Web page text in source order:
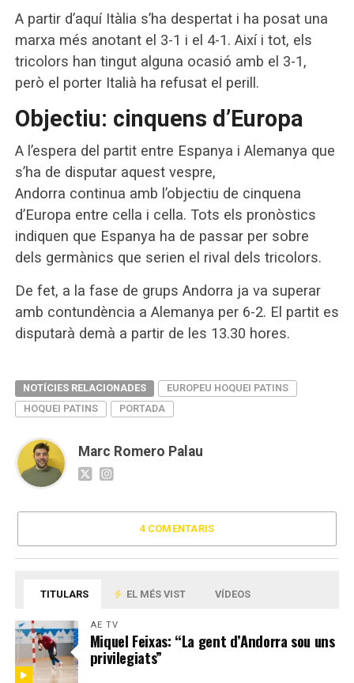
A partir d’aquí Itàlia s’ha despertat i ha posat una
marxa més anotant el 3-1 i el 4-1. Així i tot, els
tricolors han tingut alguna ocasió amb el 3-1,
però el porter Italià ha refusat el perill.
Objectiu: cinquens d’Europa
A l’espera del partit entre Espanya i Alemanya que
s’ha de disputar aquest vespre,
Andorra continua amb l’objectiu de cinquena
d’Europa entre cella i cella. Tots els pronòstics
indiquen que Espanya ha de passar per sobre
dels germànics que serien el rival dels tricolors.
De fet, a la fase de grups Andorra ja va superar
amb contundència a Alemanya per 6-2. El partit es
disputarà demà a partir de les 13.30 hores.
NOTÍCIES RELACIONADES
EUROPEU HOQUEI PATINS
HOQUEI PATINS
PORTADA
Marc Romero Palau
4 COMENTARIS
TITULARS EL MÉS VIST VÍDEOS
AE TV
Miquel Feixas: “La gent d’Andorra sou uns
privilegiats”